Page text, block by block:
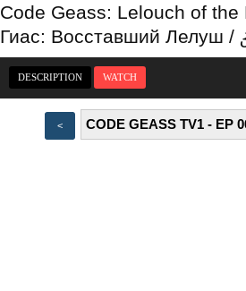
Code Geass: Lelouch of the
Гиас: Восставший Лелуш /
DESCRIPTION WATCH
<